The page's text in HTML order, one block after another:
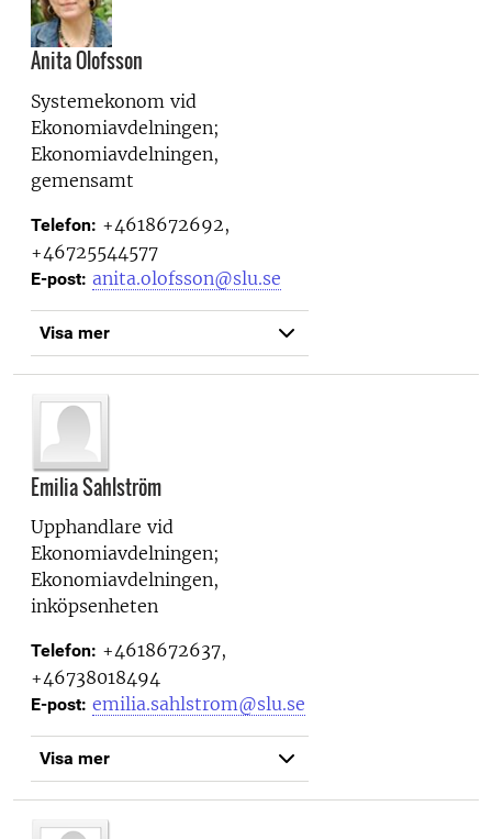
Anita Olofsson
Systemekonom vid
Ekonomiavdelningen;
Ekonomiavdelningen,
gemensamt
Telefon: +4618672692,
+46725544577
E-post: anita.olofsson@slu.se
Visa mer
Emilia Sahlström
Upphandlare vid
Ekonomiavdelningen;
Ekonomiavdelningen,
inköpsenheten
Telefon: +4618672637,
+46738018494
E-post: emilia.sahlstrom@slu.se
Visa mer